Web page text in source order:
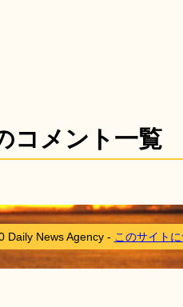
コメント一覧
Daily News Agency - このサイト